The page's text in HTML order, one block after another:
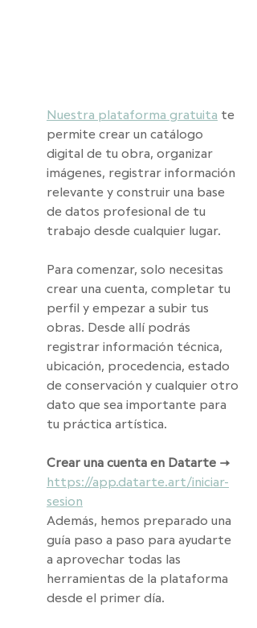
Nuestra plataforma gratuita te
permite crear un catálogo
digital de tu obra, organizar
imágenes, registrar información
relevante y construir una base
de datos profesional de tu
trabajo desde cualquier lugar.
Para comenzar, solo necesitas
crear una cuenta, completar tu
perfil y empezar a subir tus
obras. Desde allí podrás
registrar información técnica,
ubicación, procedencia, estado
de conservación y cualquier otro
dato que sea importante para
tu práctica artística.
Crear una cuenta en Datarte →
https://app.datarte.art/iniciar-
sesion
Además, hemos preparado una
guía paso a paso para ayudarte
a aprovechar todas las
herramientas de la plataforma
desde el primer día.